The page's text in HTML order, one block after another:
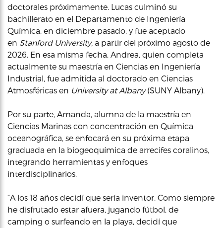
doctorales próximamente. Lucas culminó su
bachillerato en el Departamento de Ingeniería
Química, en diciembre pasado, y fue aceptado
en Stanford University, a partir del próximo agosto de
2026. En esa misma fecha, Andrea, quien completa
actualmente su maestría en Ciencias en Ingeniería
Industrial, fue admitida al doctorado en Ciencias
Atmosféricas en University at Albany(SUNY Albany).
Por su parte, Amanda, alumna de la maestría en
Ciencias Marinas con concentración en Química
oceanográfica, se enfocará en su próxima etapa
graduada en la biogeoquímica de arrecifes coralinos,
integrando herramientas y enfoques
interdisciplinarios.
“A los 18 años decidí que sería inventor. Como siempre
he disfrutado estar afuera, jugando fútbol, de
camping o surfeando en la playa, decidí que